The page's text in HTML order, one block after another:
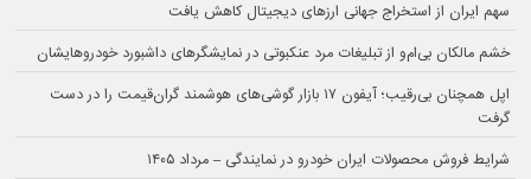
سهم ایران از استخراج جهانی ارزهای دیجیتال کاهش یافت
خشم مالکان بی‌ام‌و از تبلیغات مرد عنکبوتی در نمایشگرهای داشبورد خودروهایشان
اپل همچنان بی‌رقیب؛ آیفون ۱۷ بازار گوشی‌های هوشمند گران‌قیمت را در دست
گرفت
شرایط فروش محصولات ایران خودرو در نمایندگی – مرداد ۱۴۰۵